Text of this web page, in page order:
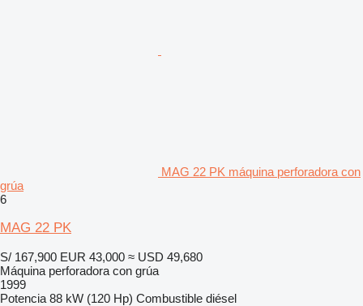
MAG 22 PK máquina perforadora con
grúa
6
MAG 22 PK
S/ 167,900 EUR 43,000 ≈ USD 49,680
Máquina perforadora con grúa
1999
Potencia 88 kW (120 Hp) Combustible diésel